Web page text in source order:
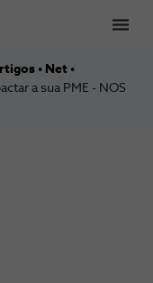
Net
a sua PME - NOS